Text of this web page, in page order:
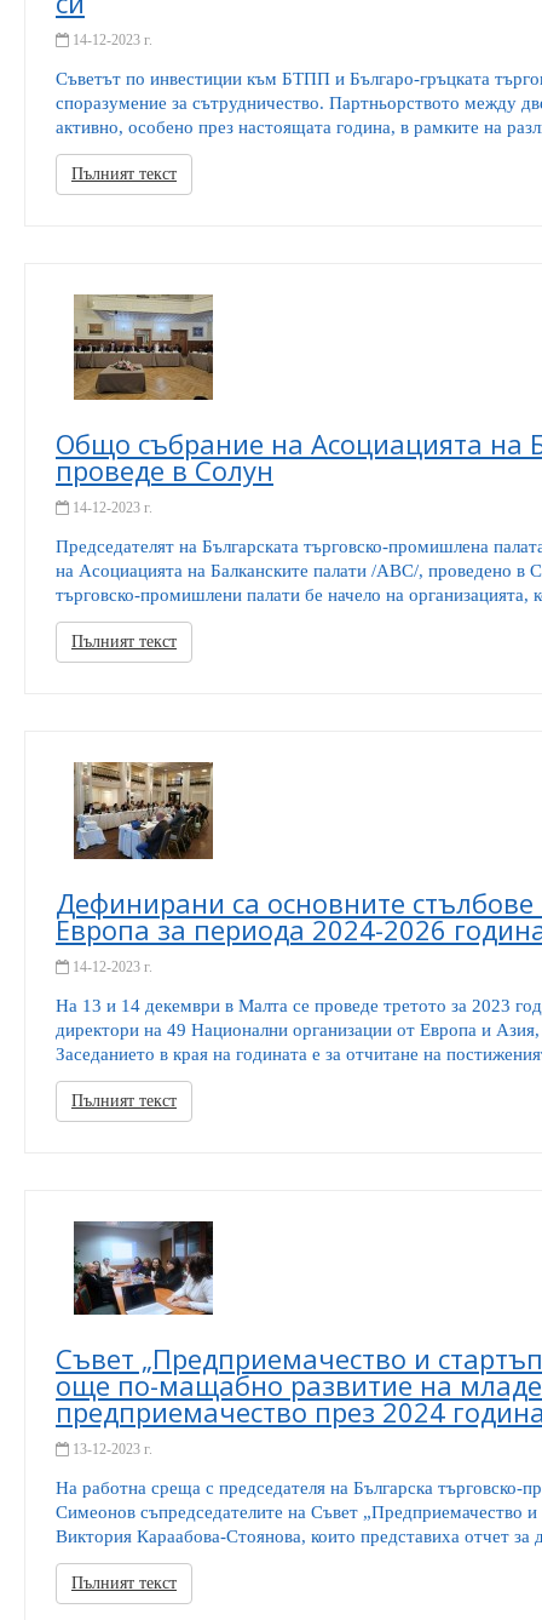
14-12-2023 г.
Съветът по инвестиции към БТПП и Българо-гръцката
споразумение за сътрудничество. Партньорството между
активно, особено през настоящата година, в рамките на
Пълният текст
Общо събрание на Асоциацията на
проведе в Солун
14-12-2023 г.
Председателят на Българската търговско-промишлена
на Асоциацията на Балканските палати /АВС/, проведено в
търговско-промишлени палати бе начело на организацията,
Пълният текст
Дефинирани са основните стълбове
Европа за периода 2024-2026
14-12-2023 г.
На 13 и 14 декември в Малта се проведе третото за 2023
директори на 49 Национални организации от Европа и
Заседанието в края на годината е за отчитане на
Пълният текст
Съвет „Предприемачество и
още по-мащабно развитие на
предприемачество през 2024
13-12-2023 г.
На работна среща с председателя на Българска
Симеонов съпредседателите на Съвет „Предприемачество
Виктория Караабова-Стоянова, които представиха отчет за
Пълният текст